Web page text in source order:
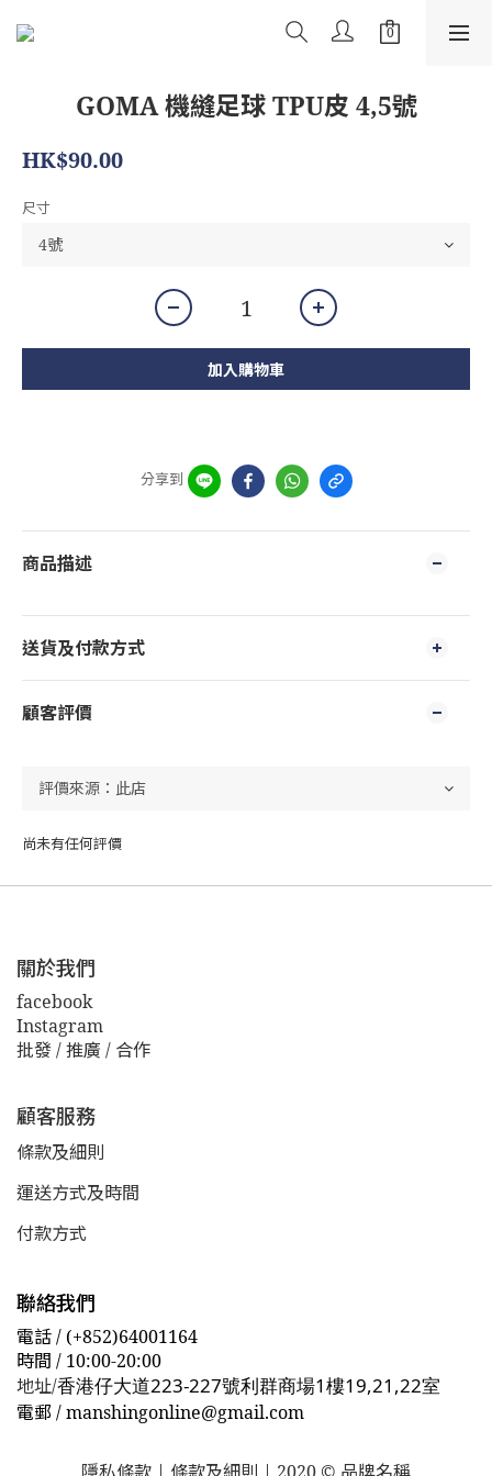
GOMA 機縫足球 TPU皮 4,5號
HK$90.00
尺寸
加入購物車
分享到
商品描述
送貨及付款方式
顧客評價
尚未有任何評價
關於我們
facebook
Instagram
批發 / 推廣 / 合作
顧客服務
條款及細則
運送方式及時間
付款方式
聯絡我們
電話 / (+852)64001164
時間 / 10:00-20:00
地址/香港仔大道223-227號利群商場1樓19,21,22室
電郵 / manshingonline@gmail.com